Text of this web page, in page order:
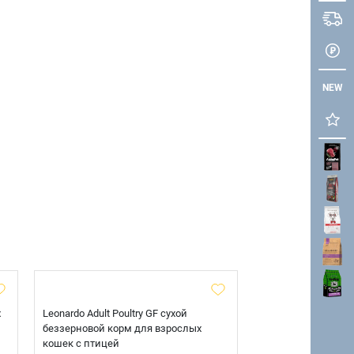
NEW
Leonardo Adult Poultry GF сухой
беззерновой корм для взрослых
кошек с птицей